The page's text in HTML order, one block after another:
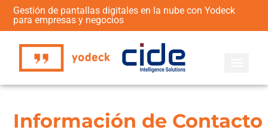
Gestión de pantallas digitales en la nube con Yodeck
para empresas y negocios
Información de Contacto